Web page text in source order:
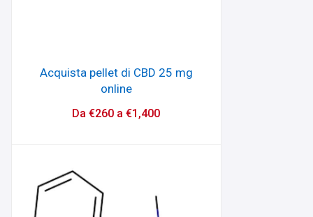
Acquista pellet di CBD 25 mg
online
Da€260 a€1,400